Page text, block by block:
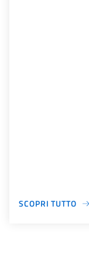
SCOPRI TUTTO